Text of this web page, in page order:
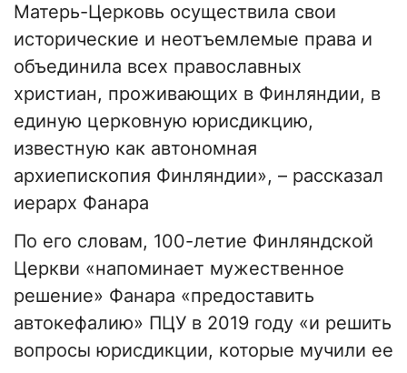
Матерь-Церковь осуществила свои
исторические и неотъемлемые права и
объединила всех православных
христиан, проживающих в Финляндии, в
единую церковную юрисдикцию,
известную как автономная
архиепископия Финляндии», – рассказал
иерарх Фанара
По его словам, 100-летие Финляндской
Церкви «напоминает мужественное
решение» Фанара «предоставить
автокефалию» ПЦУ в 2019 году «и решить
вопросы юрисдикции, которые мучили ее